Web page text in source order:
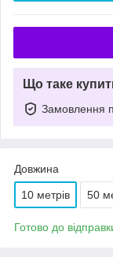
Що таке
Замовлення
Довжина
10 метрів 50
Готово до